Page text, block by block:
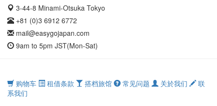
3-44-8 Minami-Otsuka Tokyo
+81 (0)3 6912 6772
mail@easygojapan.com
9am to 5pm JST(Mon-Sat)
购物车 租借条款 搭档旅馆 常见问题 关於我们
联
系我们